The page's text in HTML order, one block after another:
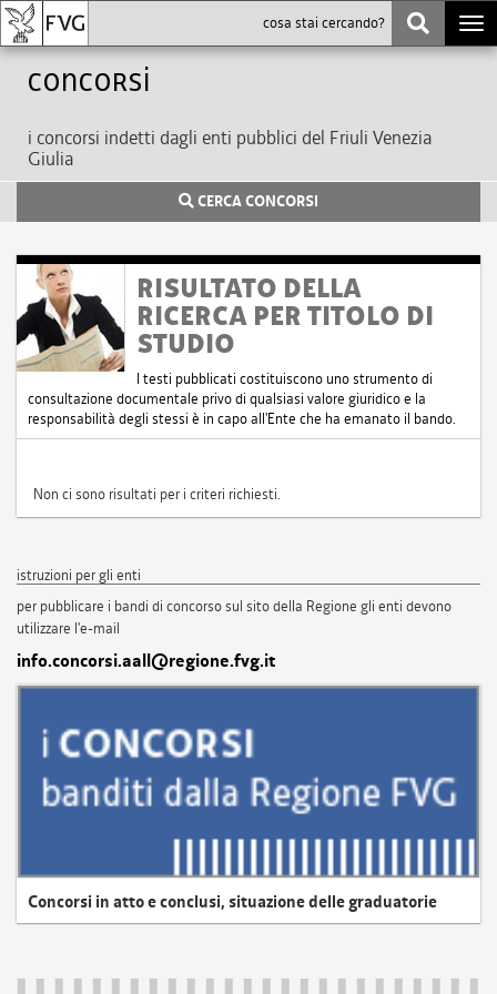
Concorsi
i concorsi indetti dagli enti pubblici del Friuli Venezia
Giulia
CERCA CONCORSI
RISULTATO DELLA
RICERCA PER TITOLO DI
STUDIO
I testi pubblicati costituiscono uno strumento di
consultazione documentale privo di qualsiasi valore giuridico e la
responsabilità degli stessi è in capo all'Ente che ha emanato il bando.
Non ci sono risultati per i criteri richiesti.
istruzioni per gli enti
per pubblicare i bandi di concorso sul sito della Regione gli enti devono
utilizzare l'e-mail
info.concorsi.aall@regione.fvg.it
Concorsi in atto e conclusi, situazione delle graduatorie